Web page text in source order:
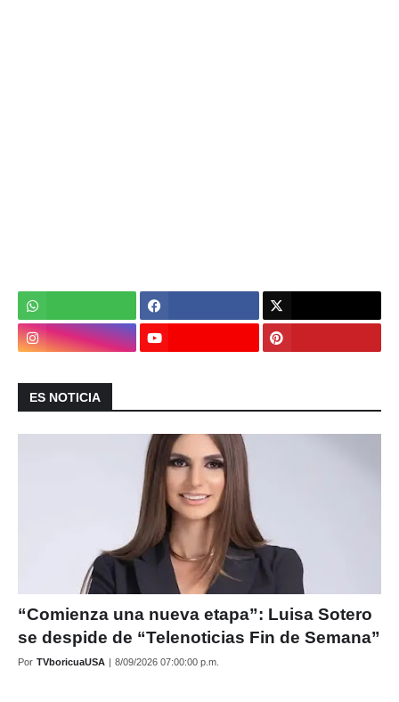
ES NOTICIA
“Comienza una nueva etapa”: Luisa Sotero
se despide de “Telenoticias Fin de Semana”
Por TVboricuaUSA | 8/09/2026 07:00:00 p.m.